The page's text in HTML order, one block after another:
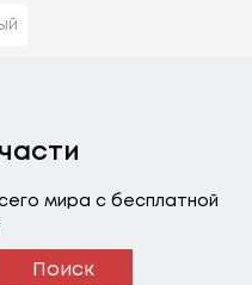
мира с бесплатной
Поиск